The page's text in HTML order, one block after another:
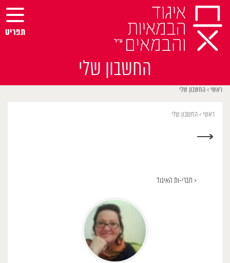
Skip
content
החשבון שלי
תפריט
ראשי > החשבון שלי
ראשי > החשבון שלי
→
< חברי-ות האיגוד